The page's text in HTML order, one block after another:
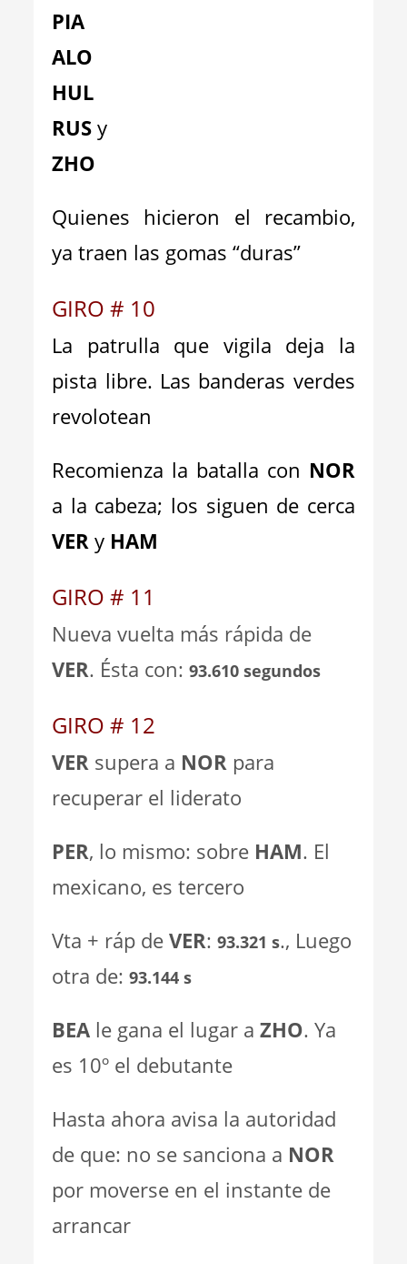
PIA
ALO
HUL
RUSy
ZHO
Quienes hicieron el recambio,
ya traen las gomas “duras”
GIRO # 10
La patrulla que vigila deja la
pista libre. Las banderas verdes
revolotean
Recomienza la batalla con NOR
a la cabeza; los siguen de cerca
VER y HAM
GIRO # 11
Nueva vuelta más rápida de
VER. Ésta con:93.610 segundos
GIRO # 12
VER supera a NOR para
recuperar el liderato
PER, lo mismo: sobre HAM. El
mexicano, es tercero
Vta + ráp deVER:93.321 s., Luego
otra de:93.144 s
BEA le gana el lugar aZHO. Ya
es 10º el debutante
Hasta ahora avisa la autoridad
de que: no se sanciona a NOR
por moverse en el instante de
arrancar